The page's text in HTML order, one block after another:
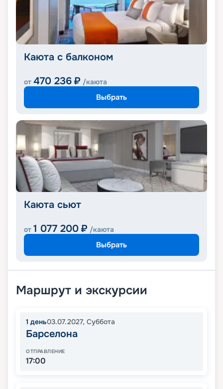
Каюта с балконом
от 470 236 ₽ /каюта
Выбрать
Каюта сьют
от 1 077 200 ₽ /каюта
Выбрать
Маршрут и экскурсии
1 день03.07.2027, Суббота
Барселона
ОТПРАВЛЕНИЕ
17:00